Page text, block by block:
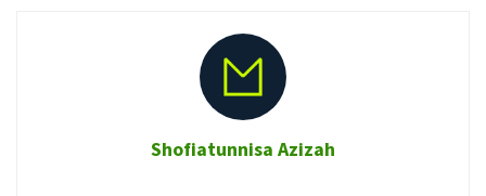
Shofiatunnisa Azizah